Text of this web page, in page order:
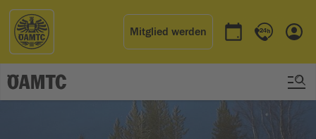
Mitglied werden
Termin buchen
Kontakt &